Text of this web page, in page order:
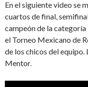
En el siguiente video se
cuartos de final,
campeón de la
el Torneo Mexicano de
de los chicos del equipo.
Mentor.